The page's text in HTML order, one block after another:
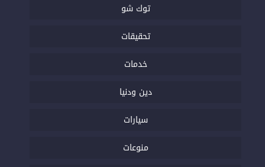
توك شو
تحقيقات
خدمات
دين ودنيا
سيارات
منوعات